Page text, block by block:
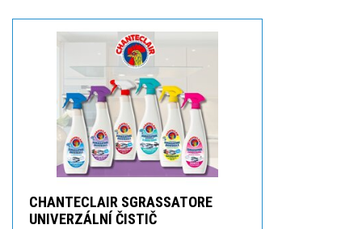
CHANTECLAIR SGRASSATORE
UNIVERZÁLNÍ ČISTIČ